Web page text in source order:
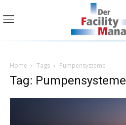
Home Tags Pumpensysteme
Tag: Pumpensysteme